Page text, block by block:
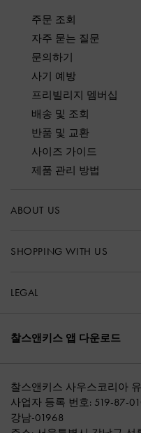
주문 조회
자주 묻는 질문
문의하기
사기 예방
프리빌리지 멤버십
배송 및 조회
반품 및 교환
사이즈 가이드
제품 관리 방법
ABOUT US
SHOPPING WITH US
LEGAL
찰스앤키스 앱 다운로드
찰스앤키스 사우스코리아
사업자 등록 번호: 519-87-
강남-01968